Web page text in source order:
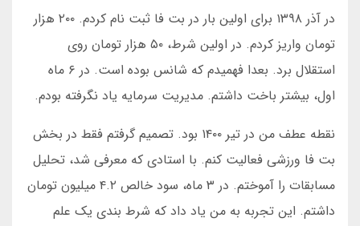
در آذر ۱۳۹۸ برای اولین بار در بت فا ثبت نام کردم. ۲۰۰ هزار
تومان واریز کردم. در اولین شرط، ۵۰ هزار تومان روی
استقلال برد. بعدا فهمیدم که شانس بوده است. در ۶ ماه
اول، بیشتر باخت داشتم. مدیریت سرمایه یاد نگرفته بودم.
نقطه عطف من در تیر ۱۴۰۰ بود. تصمیم گرفتم فقط در بخش
بت فا ورزشی فعالیت کنم. با استادی که معرفی شد، تحلیل
مسابقات را آموختم. در ۳ ماه، سود خالص ۴.۲ میلیون تومان
داشتم. این تجربه به من یاد داد که شرط بندی یک علم